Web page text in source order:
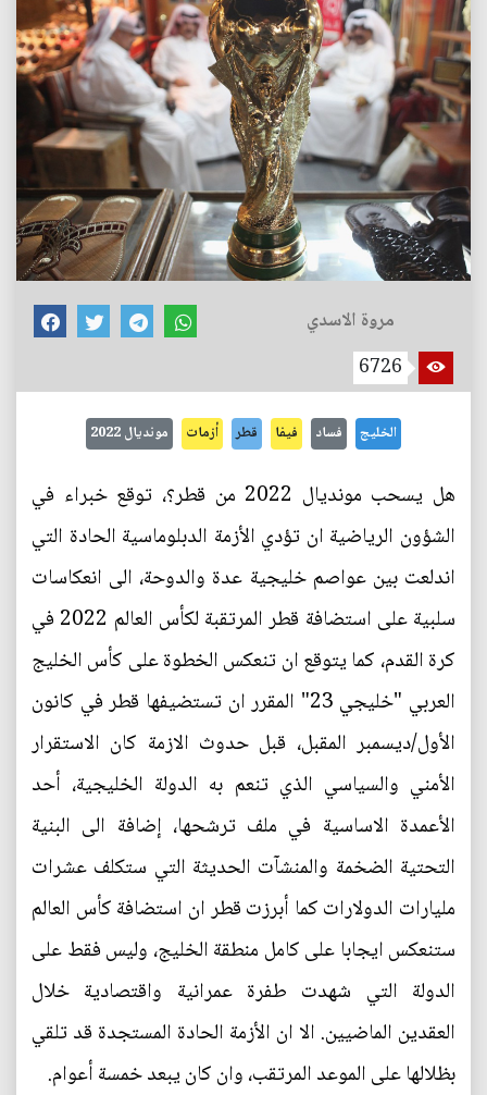
مروة الاسدي
6726
الخليج فساد فيفا قطر أزمات مونديال 2022
هل يسحب مونديال 2022 من قطر؟، توقع خبراء في
الشؤون الرياضية ان تؤدي الأزمة الدبلوماسية الحادة التي
اندلعت بين عواصم خليجية عدة والدوحة، الى انعكاسات
سلبية على استضافة قطر المرتقبة لكأس العالم 2022 في
كرة القدم، كما يتوقع ان تنعكس الخطوة على كأس الخليج
العربي "خليجي 23" المقرر ان تستضيفها قطر في كانون
الأول/ديسمبر المقبل، قبل حدوث الازمة كان الاستقرار
الأمني والسياسي الذي تنعم به الدولة الخليجية، أحد
الأعمدة الاساسية في ملف ترشحها، إضافة الى البنية
التحتية الضخمة والمنشآت الحديثة التي ستكلف عشرات
مليارات الدولارات كما أبرزت قطر ان استضافة كأس العالم
ستنعكس ايجابا على كامل منطقة الخليج، وليس فقط على
الدولة التي شهدت طفرة عمرانية واقتصادية خلال
العقدين الماضيين. الا ان الأزمة الحادة المستجدة قد تلقي
بظلالها على الموعد المرتقب، وان كان يبعد خمسة أعوام.